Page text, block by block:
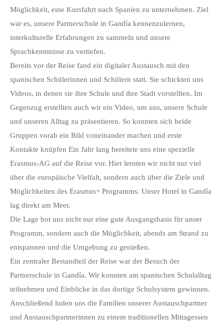
Möglichkeit, eine Kursfahrt nach Spanien zu unternehmen. Ziel
war es, unsere Partnerschule in Gandía kennenzulernen,
interkulturelle Erfahrungen zu sammeln und unsere
Sprachkenntnisse zu vertiefen.
Bereits vor der Reise fand ein digitaler Austausch mit den
spanischen Schülerinnen und Schülern statt. Sie schickten uns
Videos, in denen sie ihre Schule und ihre Stadt vorstellten. Im
Gegenzug erstellten auch wir ein Video, um uns, unsere Schule
und unseren Alltag zu präsentieren. So konnten sich beide
Gruppen vorab ein Bild voneinander machen und erste
Kontakte knüpfen Ein Jahr lang bereitete uns eine spezielle
Erasmus-AG auf die Reise vor. Hier lernten wir nicht nur viel
über die europäische Vielfalt, sondern auch über die Ziele und
Möglichkeiten des Erasmus+ Programms. Unser Hotel in Gandía
lag direkt am Meer.
Die Lage bot uns nicht nur eine gute Ausgangsbasis für unser
Programm, sondern auch die Möglichkeit, abends am Strand zu
entspannen und die Umgebung zu genießen.
Ein zentraler Bestandteil der Reise war der Besuch der
Partnerschule in Gandía. Wir konnten am spanischen Schulalltag
teilnehmen und Einblicke in das dortige Schulsystem gewinnen.
Anschließend luden uns die Familien unserer Austauschpartner
und Austauschpartnerinnen zu einem traditionellen Mittagessen